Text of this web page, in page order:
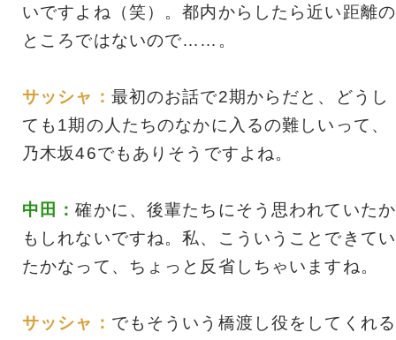
いですよね（笑）。都内からしたら近い距離の
ところではないので……。
サッシャ： 最初のお話で2期からだと、どうし
ても1期の人たちのなかに入るの難しいって、
乃木坂46でもありそうですよね。
中田：確かに、後輩たちにそう思われていたか
もしれないですね。私、こういうことできてい
たかなって、ちょっと反省しちゃいますね。
サッシャ： でもそういう橋渡し役をしてくれる